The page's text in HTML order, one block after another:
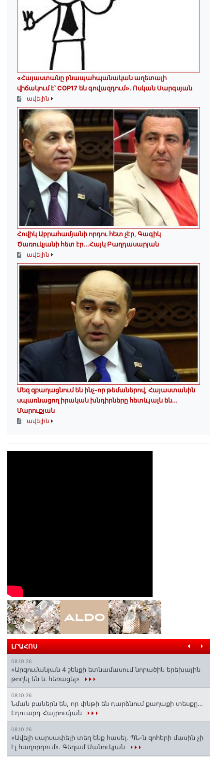
«Հայաստանը բնապահպանական աղետալի
վիճակում է՝ COP17 են գովազդում»․ Ոսկան Սարգսյան
ավելին
Հովիկ Աբրահամյանի որդու հետ չէր, Գագիկ
Ծառուկյանի հետ էր...Հայկ Բաղդասարյան
ավելին
Մեզ զբաղացնում են ինչ-որ թեմաներով, Հայաստանին
սպառնացող իրական խնդիրները հետևյալն են․․․
Մարուքյան
ավելին
ԼՐԱՀՈՍ
08.10.26
«Արզումանյան 4 շենքի ետնամասում նորածին երեխային
թողել են և հեռացել»
08.10.26
Նման բաներն են, որ փնթի են դարձնում քաղաքի տեսքը…
Էդուարդ Հայրումյան
08.10.26
«Ավելի սարսափելի տեղ ենք հասել. ՊՆ-ն զոհերի մասին չի
էլ հաղորդում». Գեղամ Մանուկյան